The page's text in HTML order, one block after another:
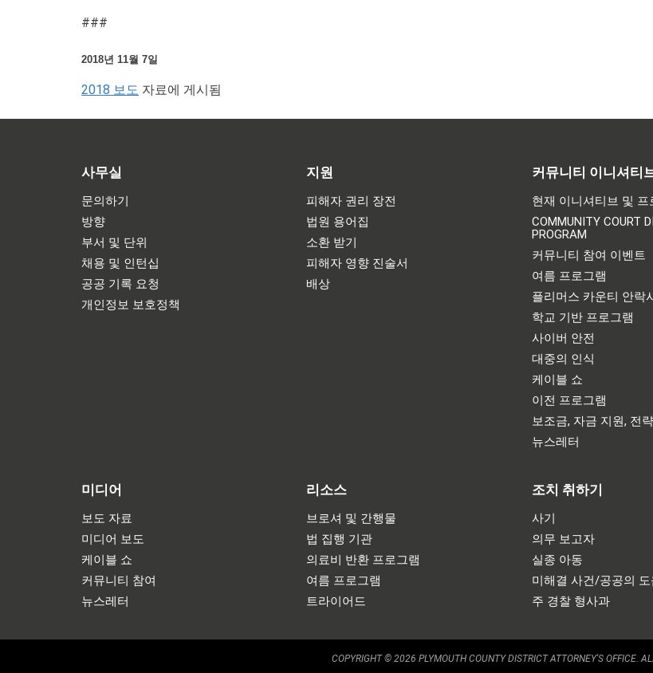
###
2018년 11월 7일
2018 보도 자료에 게시됨
사무실
문의하기
방향
부서 및 단위
채용 및 인턴십
공공 기록 요청
개인정보 보호정책
지원
피해자 권리 장전
법원 용어집
소환 받기
피해자 영향 진술서
배상
커뮤니티 이니셔티
현재 이니셔티브 및 프
COMMUNITY COURT
PROGRAM
커뮤니티 참여 이벤트
여름 프로그램
플리머스 카운티 안락
학교 기반 프로그램
사이버 안전
대중의 인식
케이블 쇼
이전 프로그램
보조금, 자금 지원, 전
뉴스레터
미디어
보도 자료
미디어 보도
케이블 쇼
커뮤니티 참여
뉴스레터
리소스
브로셔 및 간행물
법 집행 기관
의료비 반환 프로그램
여름 프로그램
트라이어드
조치 취하기
사기
의무 보고자
실종 아동
미해결 사건/공공의 도
주 경찰 형사과
COPYRIGHT © 2026 PLYMOUTH COUNTY DISTRICT ATTORNEY'S OFFICE.